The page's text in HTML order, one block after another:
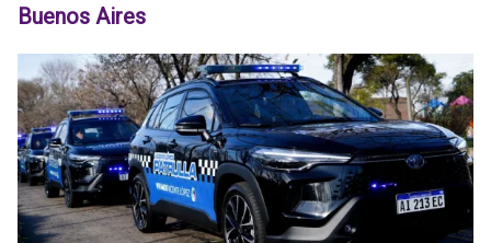
Buenos Aires